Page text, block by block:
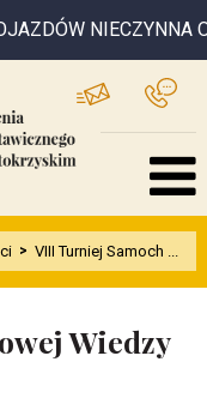
NIECZYNNA
> VIII Turniej Samoch ...
Wiedzy